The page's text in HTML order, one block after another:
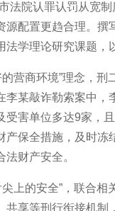
法院认罪认罚从宽
源配置更趋合理。
法学理论研究课题，
的营商环境”理念，
李某敲诈勒索案中
受害单位多达9家，
产保全措施，及时
财产安全。
尖上的安全”，联合
共享等刑行衔接机